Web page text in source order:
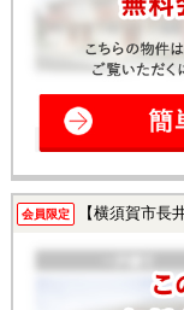
会員限定 【横須賀市長